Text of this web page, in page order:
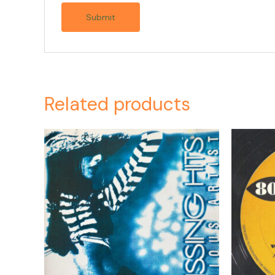
Related products